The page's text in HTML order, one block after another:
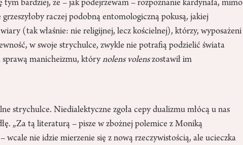
tym bardziej, że – jak podejrzewam – rozpoznanie kardynała, mimo
raczej podobną entomologiczną pokusą, jakiej
(tak właśnie: nie religijnej, lecz kościelnej), którzy, wyposażeni
w swoje strychulce, zwykle nie potrafią podzielić świata
sprawą manicheizmu, którynolens volenszostawił im
strychulce. Niedialektyczne zgoła cepy dualizmu młócą u nas
„Za tą literaturą – pisze w zbożnej polemice z Moniką
wcale nie idzie mierzenie się z nową rzeczywistością, ale ucieczka